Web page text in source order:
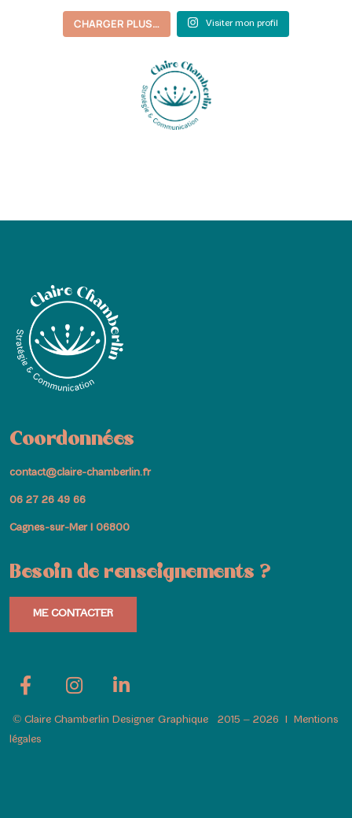
CHARGER PLUS… Visiter mon profil
Coordonnées
contact@claire-chamberlin.fr
06 27 26 49 66
Cagnes-sur-Mer I 06800
Besoin de renseignements ?
ME CONTACTER
© Claire Chamberlin Designer Graphique 2015 – 2026 I Mentions
légales